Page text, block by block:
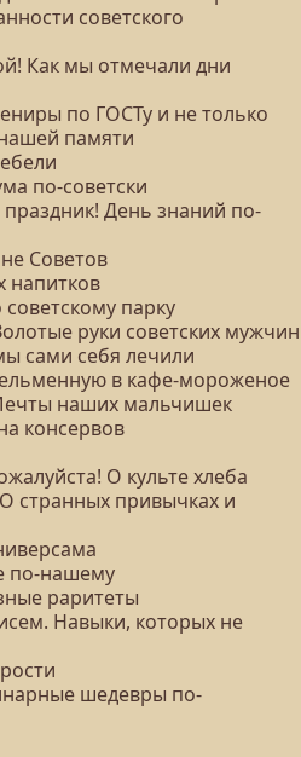
советского
Как мы отмечали дни
по ГОСТу и не только
памяти
по-советски
праздник! День знаний по-
Советов
напитков
парку
руки советских мужчин
сами себя лечили
в кафе-мороженое
наших мальчишек
консервов
О культе хлеба
странных привычках и
по-нашему
раритеты
Навыки, которых не
шедевры по-